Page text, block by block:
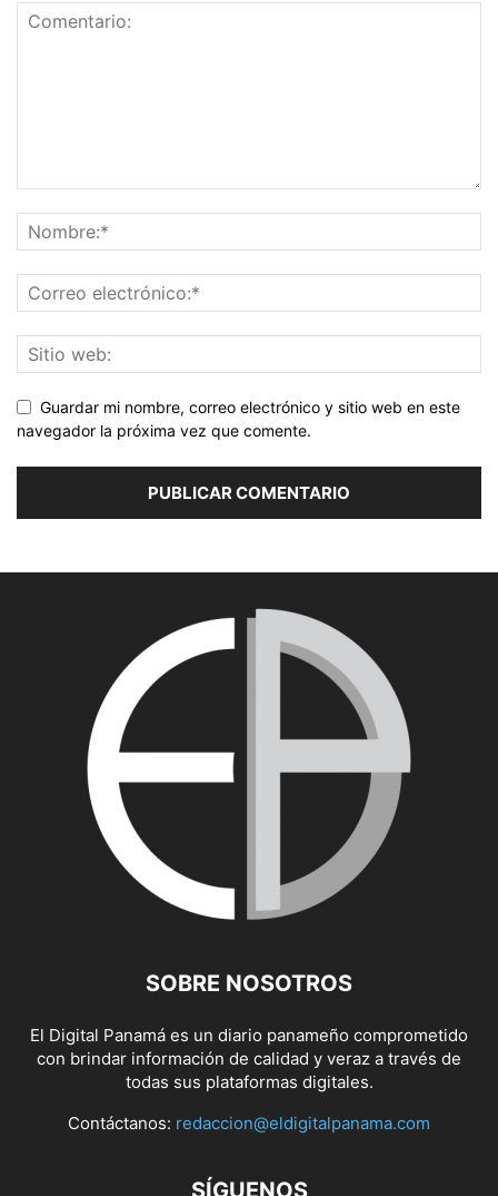
Guardar mi nombre, correo electrónico y sitio web en este
navegador la próxima vez que comente.
SOBRE NOSOTROS
El Digital Panamá es un diario panameño comprometido
con brindar información de calidad y veraz a través de
todas sus plataformas digitales.
Contáctanos: redaccion@eldigitalpanama.com